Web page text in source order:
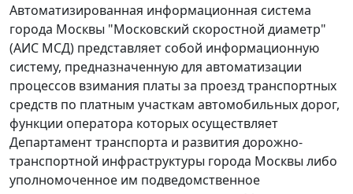
Автоматизированная информационная система
города Москвы "Московский скоростной диаметр"
(АИС МСД) представляет собой информационную
систему, предназначенную для автоматизации
процессов взимания платы за проезд транспортных
средств по платным участкам автомобильных дорог,
функции оператора которых осуществляет
Департамент транспорта и развития дорожно-
транспортной инфраструктуры города Москвы либо
уполномоченное им подведомственное